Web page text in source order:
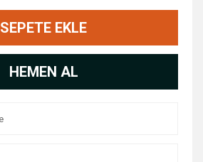
SEPETE EKLE
HEMEN AL